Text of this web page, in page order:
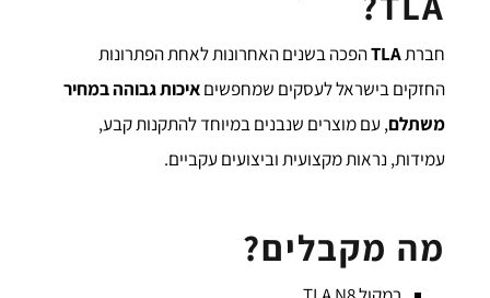
חברתTLAהפכה בשנים האחרונות לאחת הפתרונות
החזקים בישראל לעסקים שמחפשיםאיכות גבוהה במחיר
משתלם, עם מוצרים שנבנים במיוחד להתקנות קבע,
עמידות, נראות מקצועית וביצועים עקביים.
מה מקבלים?